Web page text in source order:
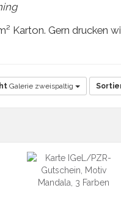
Karton. Gern drucken
Galerie zweispaltig